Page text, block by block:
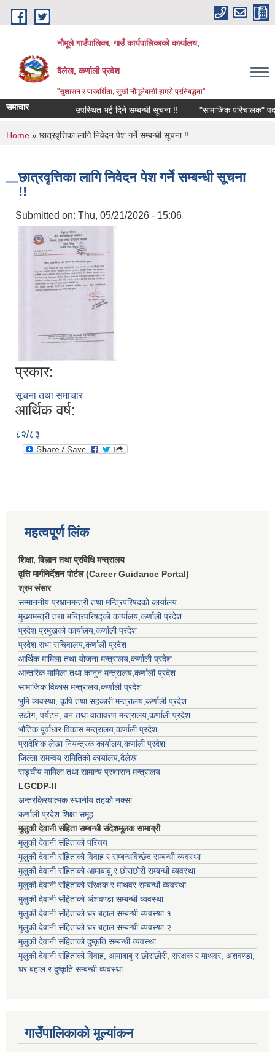
Skip to main content
नौमूले गाउँपालिका, गाउँ कार्यपालिकाको कार्यालय,
दैलेख, कर्णाली प्रदेश
"सुशासन र पारदर्शिता, सुखी नौमूलेबासी हाम्रो प्रतिबद्धता"
समाचार उपस्थित भई दिने सम्बन्धी सूचना !! "सामाजिक परिचालक"
You are here
Home » छात्रवृत्तिका लागि निवेदन पेश गर्ने सम्बन्धी सूचना !!
छात्रवृत्तिका लागि निवेदन पेश गर्ने सम्बन्धी सूचना
!!
Submitted on: Thu, 05/21/2026 - 15:06
प्रकार:
सूचना तथा समाचार
आर्थिक वर्ष:
८२/८३
महत्वपूर्ण लिंक
शिक्षा, विज्ञान तथा प्रविधि मन्त्रालय
वृत्ति मार्गनिर्देशन पोर्टल (Career Guidance Portal)
श्रम संसार
सम्माननीय प्रधानमन्त्री तथा मन्त्रिपरिषद‌को कार्यालय
मुख्यमन्त्री तथा मन्त्रिपरिषद्को कार्यालय,कर्णाली प्रदेश
प्रदेश प्रमुखको कार्यालय,कर्णाली प्रदेश
प्रदेश सभा सचिवालय,कर्णाली प्रदेश
आर्थिक मामिला तथा योजना मन्त्रालय,कर्णाली प्रदेश
आन्तरिक मामिला तथा कानुन मन्त्रालय,कर्णाली प्रदेश
सामाजिक विकास मन्त्रालय,कर्णाली प्रदेश
भुमि व्यवस्था, कृषि तथा सहकारी मन्त्रालय,कर्णाली प्रदेश
उद्योग, पर्यटन, वन तथा वातावरण मन्त्रालय,कर्णाली प्रदेश
भौतिक पूर्वाधार विकास मन्त्रालय,कर्णाली प्रदेश
प्रादेशिक लेखा नियन्त्रक कार्यालय,कर्णाली प्रदेश
जिल्ला समन्वय समितिको कार्यालय,दैलेख
सङ्घीय मामिला तथा सामान्य प्रशासन मन्त्रालय
LGCDP-II
अन्तरक्रियात्मक स्थानीय तहको नक्सा
कर्णाली प्रदेश शिक्षा समूह
मुलुकी देवानी संहिता सम्बन्धी संदेशमूलक सामाग्री
मुलुकी देवानी संहिताको परिचय
मुलुकी देवानी संहिताको विवाह र सम्बन्धविच्छेद सम्बन्धी व्यवस्था
मुलुकी देवानी संहिताको आमाबाबु र छोराछोरी सम्बन्धी व्यवस्था
मुलुकी देवानी संहिताको संरक्षक र माथवर सम्बन्धी व्यवस्था
मुलुकी देवानी संहिताको अंशवण्डा सम्बन्धी व्यवस्था
मुलुकी देवानी संहिताको घर बहाल सम्बन्धी व्यवस्था १
मुलुकी देवानी संहिताको घर बहाल सम्बन्धी व्यवस्था २
मुलुकी देवानी संहिताको दुष्कृति सम्बन्धी व्यवस्था
मुलुकी देवानी संहिताको विवाह, आमाबाबु र छोराछोरी, संरक्षक र माथवर, अंशवण्डा,
घर बहाल र दुष्कृति सम्बन्धी व्यवस्था
गाउँपालिकाको मूल्यांकन